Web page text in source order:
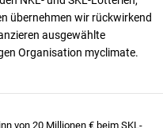
übernehmen wir rück­wirkend
ausgewählte
Organisation myclimate.
von 20 Millionen € beim SKL-